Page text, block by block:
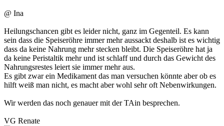
@ Ina
Heilungschancen gibt es leider nicht, ganz im Gegenteil. Es kann
sein dass die Speiseröhre immer mehr aussackt deshalb ist es wichtig
dass da keine Nahrung mehr stecken bleibt. Die Speiseröhre hat ja
da keine Peristaltik mehr und ist schlaff und durch das Gewicht des
Nahrungsrestes leiert sie immer mehr aus.
Es gibt zwar ein Medikament das man versuchen könnte aber ob es
hilft weiß man nicht, es macht aber wohl sehr oft Nebenwirkungen.
Wir werden das noch genauer mit der TAin besprechen.
VG Renate